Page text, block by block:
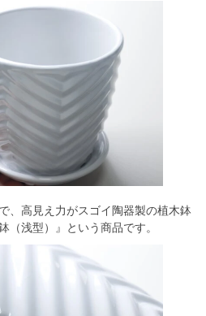
、高見え力がスゴイ陶器製の植木鉢
（浅型）』という商品です。